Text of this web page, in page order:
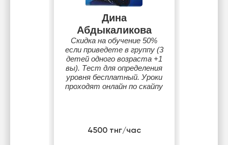
Дина
Абдыкаликова
Скидка на обучение 50%
если приведете в группу (3
детей одного возраста +1
вы). Тест для определения
уровня бесплатный. Уроки
проходят онлайн по скайпу
4500 тнг/час